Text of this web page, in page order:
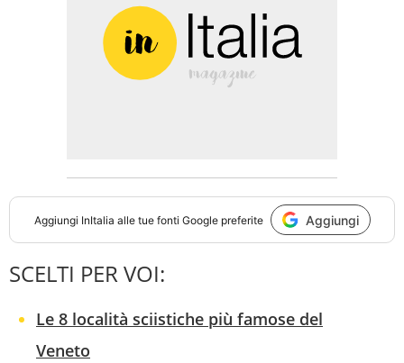
Aggiungi InItalia alle tue fonti Google preferite Aggiungi
SCELTI PER VOI:
Le 8 località sciistiche più famose del
Veneto